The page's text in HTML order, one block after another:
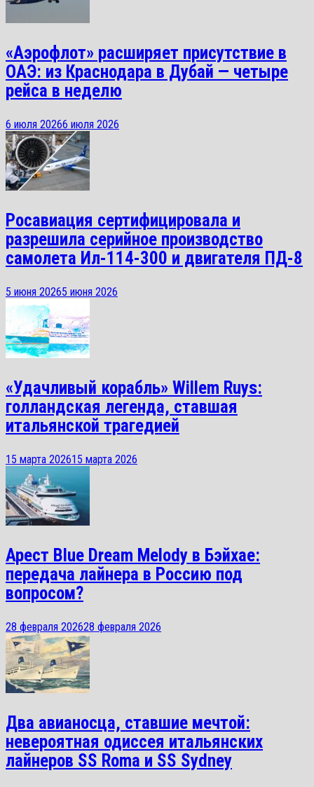
«Аэрофлот» расширяет присутствие в
ОАЭ: из Краснодара в Дубай — четыре
рейса в неделю
6 июля 20266 июля 2026
Росавиация сертифицировала и
разрешила серийное производство
самолета Ил-114-300 и двигателя ПД-8
5 июня 20265 июня 2026
«Удачливый корабль» Willem Ruys:
голландская легенда, ставшая
итальянской трагедией
15 марта 202615 марта 2026
Арест Blue Dream Melody в Бэйхае:
передача лайнера в Россию под
вопросом?
28 февраля 202628 февраля 2026
Два авианосца, ставшие мечтой:
невероятная одиссея итальянских
лайнеров SS Roma и SS Sydney